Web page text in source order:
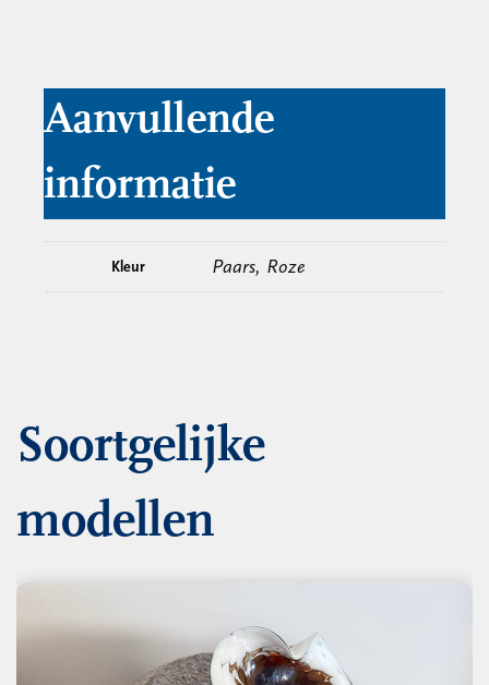
Aanvullende
informatie
Kleur Paars, Roze
Soortgelijke
modellen